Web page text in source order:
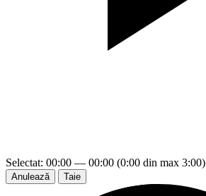
Selectat: 00:00 — 00:00 (0:00 din max 3:00)
Anulează Taie